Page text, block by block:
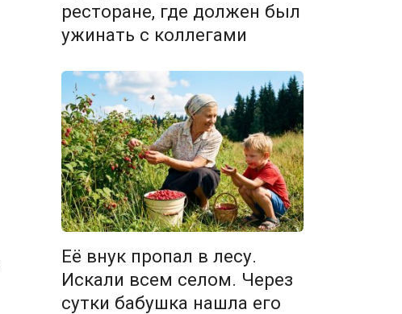
ресторане, где должен был
ужинать с коллегами
Её внук пропал в лесу.
Искали всем селом. Через
сутки бабушка нашла его